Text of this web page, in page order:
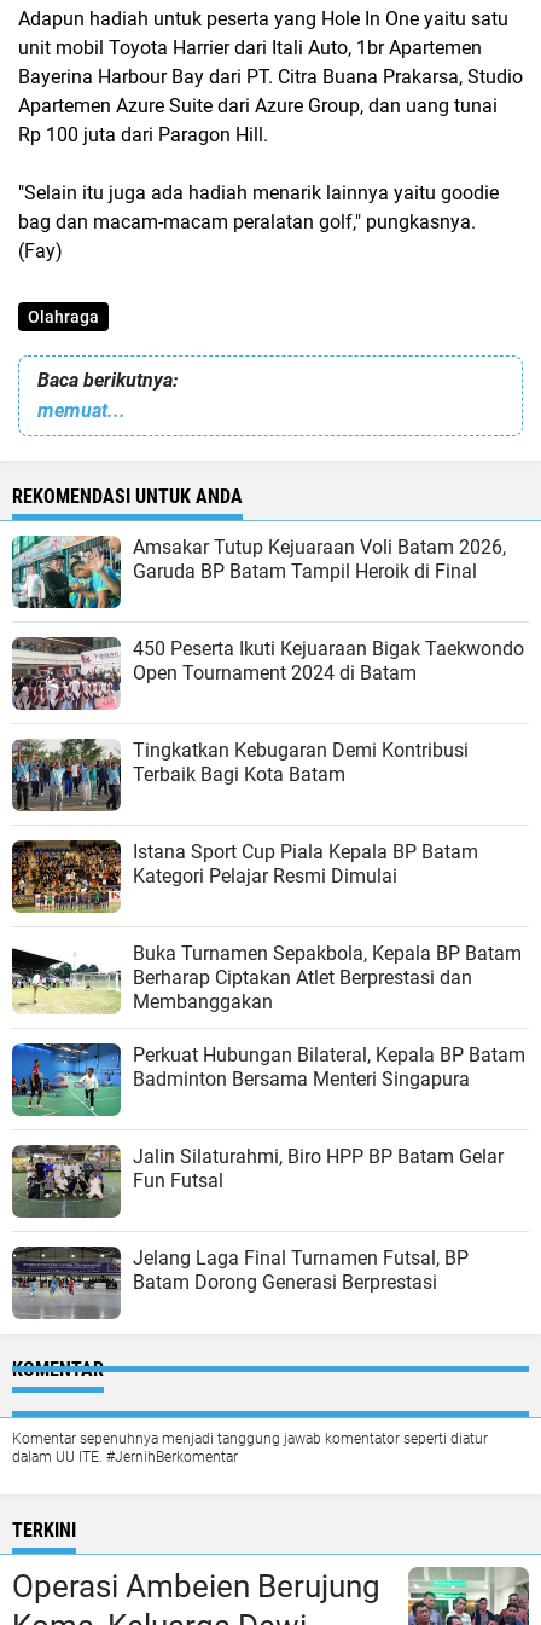
Adapun hadiah untuk peserta yang Hole In One yaitu satu
unit mobil Toyota Harrier dari Itali Auto, 1br Apartemen
Bayerina Harbour Bay dari PT. Citra Buana Prakarsa, Studio
Apartemen Azure Suite dari Azure Group, dan uang tunai
Rp 100 juta dari Paragon Hill.
"Selain itu juga ada hadiah menarik lainnya yaitu goodie
bag dan macam-macam peralatan golf," pungkasnya.
(Fay)
Olahraga
Baca berikutnya:
memuat...
REKOMENDASI UNTUK ANDA
Amsakar Tutup Kejuaraan Voli Batam 2026,
Garuda BP Batam Tampil Heroik di Final
450 Peserta Ikuti Kejuaraan Bigak Taekwondo
Open Tournament 2024 di Batam
Tingkatkan Kebugaran Demi Kontribusi
Terbaik Bagi Kota Batam
Istana Sport Cup Piala Kepala BP Batam
Kategori Pelajar Resmi Dimulai
Buka Turnamen Sepakbola, Kepala BP Batam
Berharap Ciptakan Atlet Berprestasi dan
Membanggakan
Perkuat Hubungan Bilateral, Kepala BP Batam
Badminton Bersama Menteri Singapura
Jalin Silaturahmi, Biro HPP BP Batam Gelar
Fun Futsal
Jelang Laga Final Turnamen Futsal, BP
Batam Dorong Generasi Berprestasi
KOMENTAR
Komentar sepenuhnya menjadi tanggung jawab komentator seperti diatur
dalam UU ITE. #JernihBerkomentar
TERKINI
Operasi Ambeien Berujung